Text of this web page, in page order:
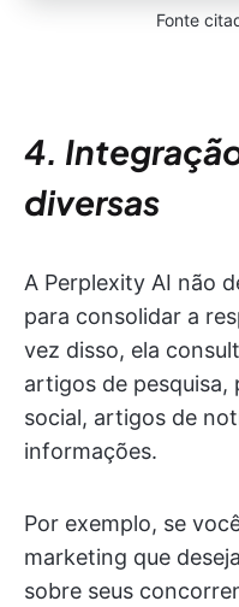
Fonte
4.
diversas
A Perplexity AI não
para consolidar a
vez disso, ela
artigos de pesquisa,
social, artigos de
informações.
Por exemplo, se
marketing que
sobre seus